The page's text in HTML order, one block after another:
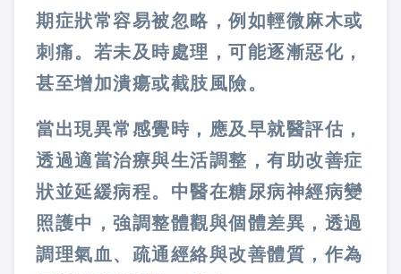
期症狀常容易被忽略，例如輕微麻木或
刺痛。若未及時處理，可能逐漸惡化，
甚至增加潰瘍或截肢風險。
當出現異常感覺時，應及早就醫評估，
透過適當治療與生活調整，有助改善症
狀並延緩病程。中醫在糖尿病神經病變
照護中，強調整體觀與個體差異，透過
調理氣血、疏通經絡與改善體質，作為